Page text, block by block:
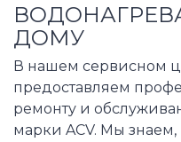
ДОМУ
В нашем сервисном
предоставляем
ремонту и
марки ACV. Мы